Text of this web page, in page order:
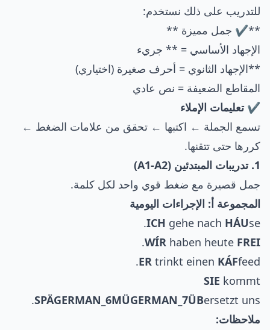
للتدريب على ذلك نستخدم:
**✔ جمل مميزة **
الإجهاد الأساسي = ** جريء
**الإجهاد الثانوي = أحرف صغيرة (اختياري)
المقاطع الضعيفة = نص عادي
✔ تعليمات الإملاء
تسمع الجملة ← اكتبها ← تحقق من علامات الضغط ←
كررها حتى تتقنها.
1. تدريبات المبتدئين (A1-A2)
جمل قصيرة مع ضغط قوي واحد لكل كلمة.
المجموعة أ: الإجراءات اليومية
ICH gehe nach HÁUse.
WÍR haben heute FREI
.
ER trinkt einen KÁFfeed.
SIE kommt
SPÄGERMAN_6MÜGERMAN_7ÜBersetzt uns.
ملاحظات: